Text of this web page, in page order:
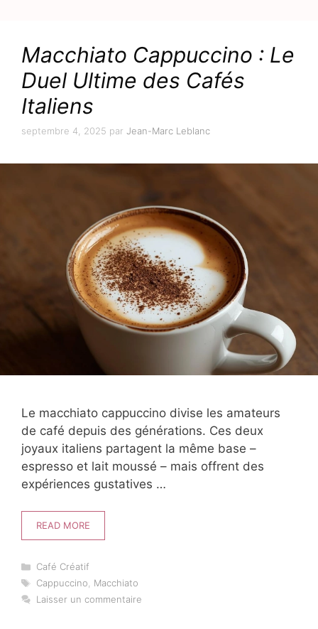
Macchiato Cappuccino : Le
Duel Ultime des Cafés
Italiens
septembre 4, 2025 par Jean-Marc Leblanc
Le macchiato cappuccino divise les amateurs
de café depuis des générations. Ces deux
joyaux italiens partagent la même base –
espresso et lait moussé – mais offrent des
expériences gustatives …
READ MORE
Catégories
Café Créatif
Étiquettes
Cappuccino, Macchiato
Laisser un commentaire